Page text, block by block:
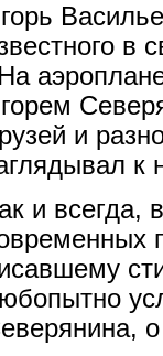
в
и
к
и всегда,